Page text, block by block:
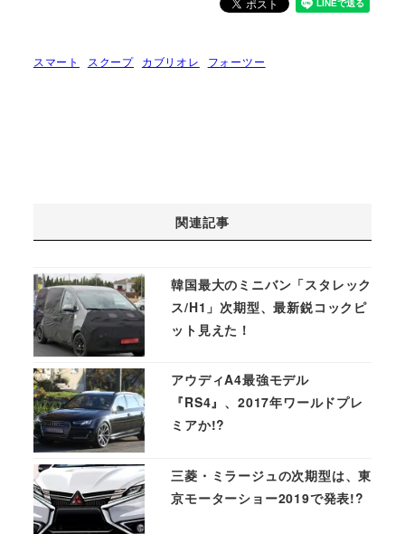
スマート スクープ カブリオレ フォーツー
関連記事
韓国最大のミニバン「スタレック
ス/H1」次期型、最新鋭コックピ
ット見えた！
アウディA4最強モデル
『RS4』、2017年ワールドプレ
ミアか!?
三菱・ミラージュの次期型は、東
京モーターショー2019で発表!?